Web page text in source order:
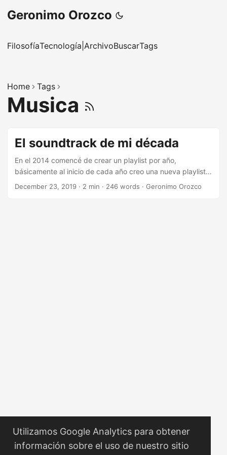
Geronimo Orozco
FilosofíaTecnología ArchivoBuscarTags
Home Tags
Musica
El soundtrack de mi década
En el 2014 comencé de crear un playlist por año,
básicamente al inicio de cada año creo una nueva playlist
en spotify y conforme pasa el año y escucho rolas que me
December 23, 2019 · 2 min · 246 words · Geronimo Orozco
Utilizamos Google Analytics para obtener
información sobre el uso de nuestro sitio